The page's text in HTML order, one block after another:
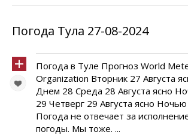
Погода Тула 27-08-2024
Погода в Туле Прогноз World
Organization Вторник 27 Августа
Днем 28 Среда 28 Августа ясно
29 Четверг 29 Августа ясно
Погода не отвечает за
погоды. Мы тоже. ...